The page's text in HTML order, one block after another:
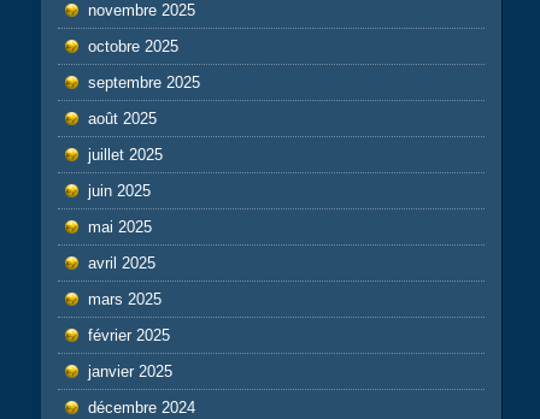
novembre 2025
octobre 2025
septembre 2025
août 2025
juillet 2025
juin 2025
mai 2025
avril 2025
mars 2025
février 2025
janvier 2025
décembre 2024